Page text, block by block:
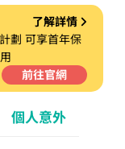
個人意外
了解詳情
劃 可享首年保
前往官網